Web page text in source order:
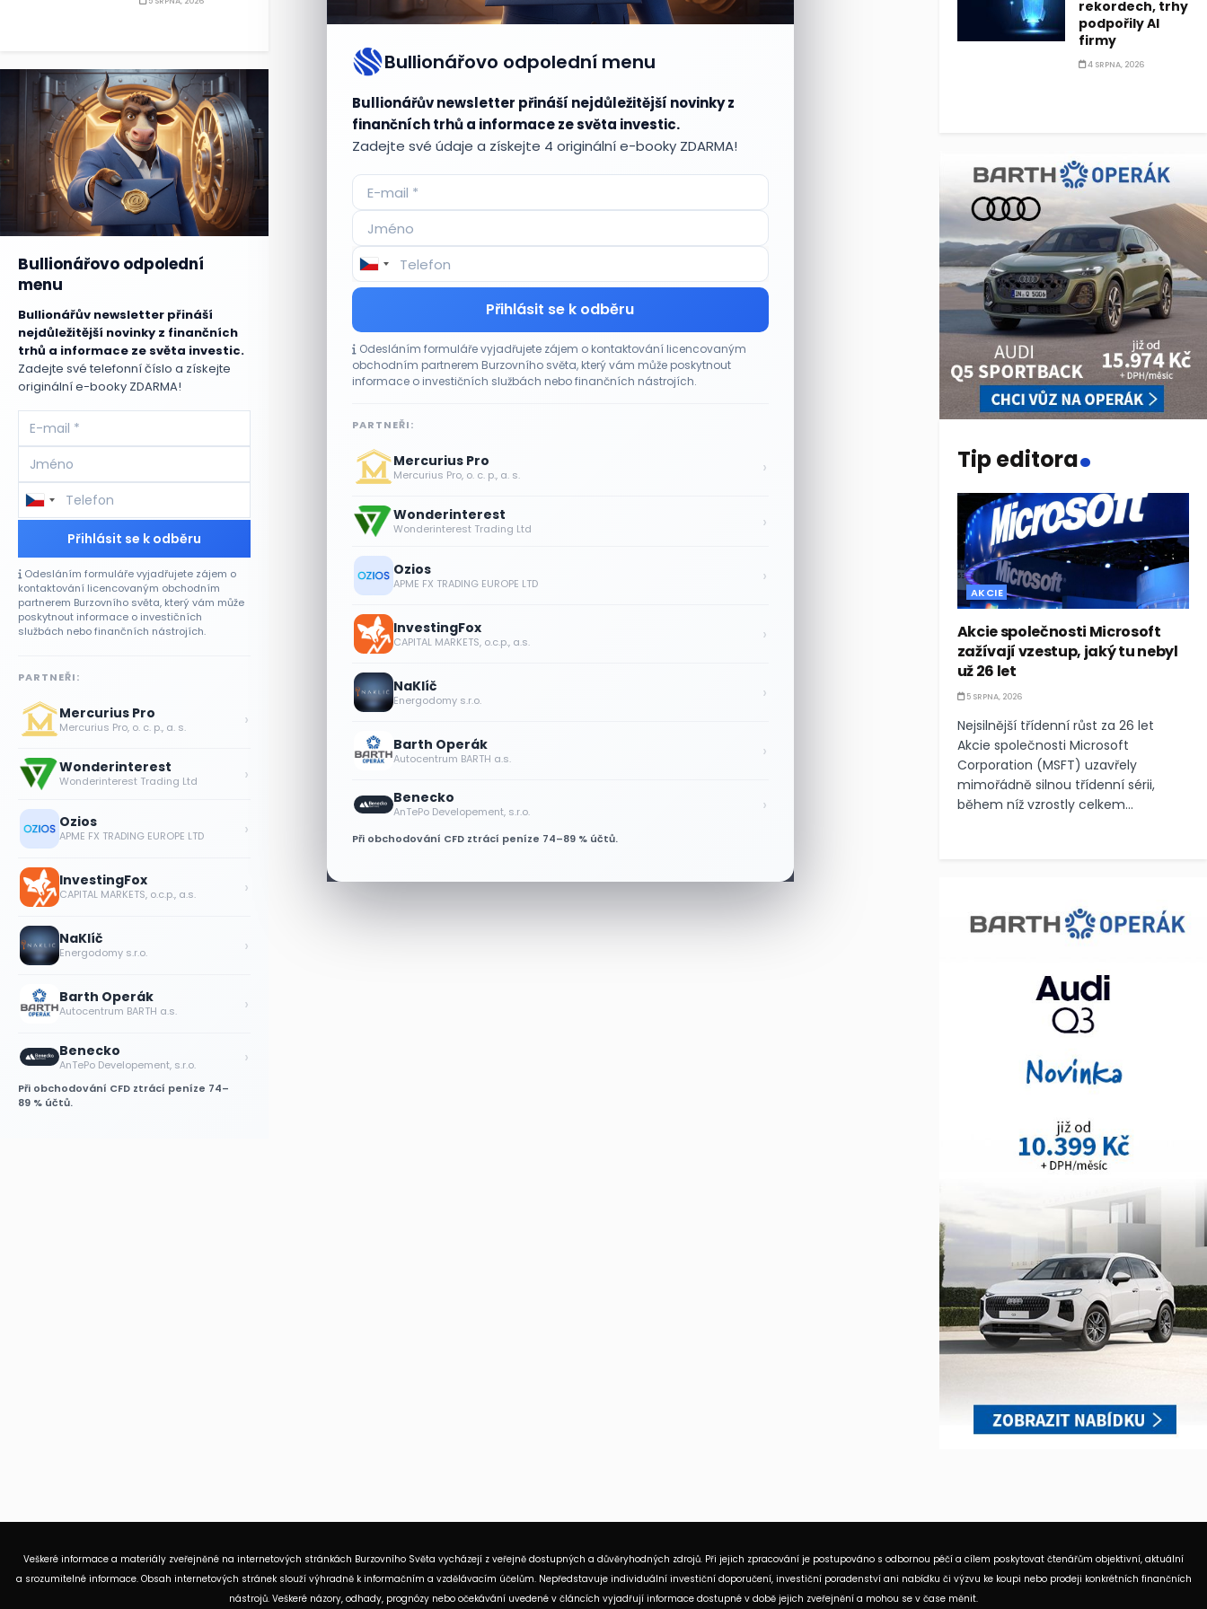
Bullionářovo odpolední menu
Bullionářův newsletter přináší nejdůležitější novinky z
finančních trhů a informace ze světa investic.
Zadejte své údaje a získejte 4 originální e-booky ZDARMA!
Přihlásit se k odběru
Odesláním formuláře vyjadřujete zájem o kontaktování licencovaným
obchodním partnerem Burzovního světa, který vám může poskytnout
informace o investičních službách nebo finančních nástrojích.
PARTNEŘI:
Mercurius Pro
Mercurius Pro, o. c. p., a. s. ›
Wonderinterest
Wonderinterest Trading Ltd ›
Ozios
APME FX TRADING EUROPE LTD ›
InvestingFox
CAPITAL MARKETS, o.c.p., a.s. ›
NaKlíč
Energodomy s.r.o. ›
Barth Operák
Autocentrum BARTH a.s. ›
Benecko
AnTePo Developement, s.r.o. ›
Při obchodování CFD ztrácí peníze 74–89 % účtů.
Bullionářovo odpolední
menu
Bullionářův newsletter přináší
nejdůležitější novinky z finančních
trhů a informace ze světa investic.
Zadejte své telefonní číslo a získejte
originální e-booky ZDARMA!
Přihlásit se k odběru
Odesláním formuláře vyjadřujete zájem o
kontaktování licencovaným obchodním
partnerem Burzovního světa, který vám může
poskytnout informace o investičních
službách nebo finančních nástrojích.
PARTNEŘI:
Mercurius Pro
Mercurius Pro, o. c. p., a. s. ›
Wonderinterest
Wonderinterest Trading Ltd ›
Ozios
APME FX TRADING EUROPE LTD ›
InvestingFox
CAPITAL MARKETS, o.c.p., a.s. ›
NaKlíč
Energodomy s.r.o. ›
Barth Operák
Autocentrum BARTH a.s. ›
Benecko
AnTePo Developement, s.r.o. ›
Při obchodování CFD ztrácí peníze 74–
89 % účtů.
rekordech, trhy
podpořily AI
firmy
4 SRPNA, 2026
Tip editora.
AKCIE
Akcie společnosti Microsoft
zažívají vzestup, jaký tu nebyl
už 26 let
5 SRPNA, 2026
Nejsilnější třídenní růst za 26 let
Akcie společnosti Microsoft
Corporation (MSFT) uzavřely
mimořádně silnou třídenní sérii,
během níž vzrostly celkem...
Veškeré informace a materiály zveřejněné na internetových stránkách Burzovního Světa vycházejí z veřejně dostupných a důvěryhodných zdrojů. Při jejich zpracování je postupováno s odbornou péčí a cílem poskytovat čtenářům objektivní, aktuální
a srozumitelné informace. Obsah internetových stránek slouží výhradně k informačním a vzdělávacím účelům. Nepředstavuje individuální investiční doporučení, investiční poradenství ani nabídku či výzvu ke koupi nebo prodeji konkrétních finančních
nástrojů. Veškeré názory, odhady, prognózy nebo očekávání uvedené v článcích vyjadřují informace dostupné v době jejich zveřejnění a mohou se v čase měnit.